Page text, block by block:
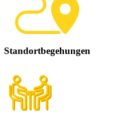
Standortbegehungen